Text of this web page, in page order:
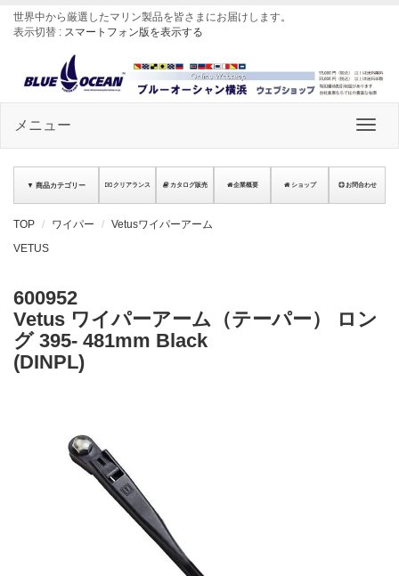
世界中から厳選したマリン製品を皆さまにお届けします。
表示切替 : スマートフォン版を表示する
メニュー
▼ 商品カテゴリー クリアランス カタログ販売 企業概要 ショップ お問合わせ
TOP ワイパー
Vetusワイパーアーム
VETUS
600952
Vetus ワイパーアーム（テーパー） ロン
グ 395- 481mm Black
(DINPL)